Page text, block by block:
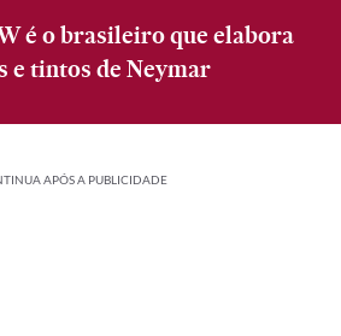
é o brasileiro que elabora
e tintos de Neymar
APÓS A PUBLICIDADE